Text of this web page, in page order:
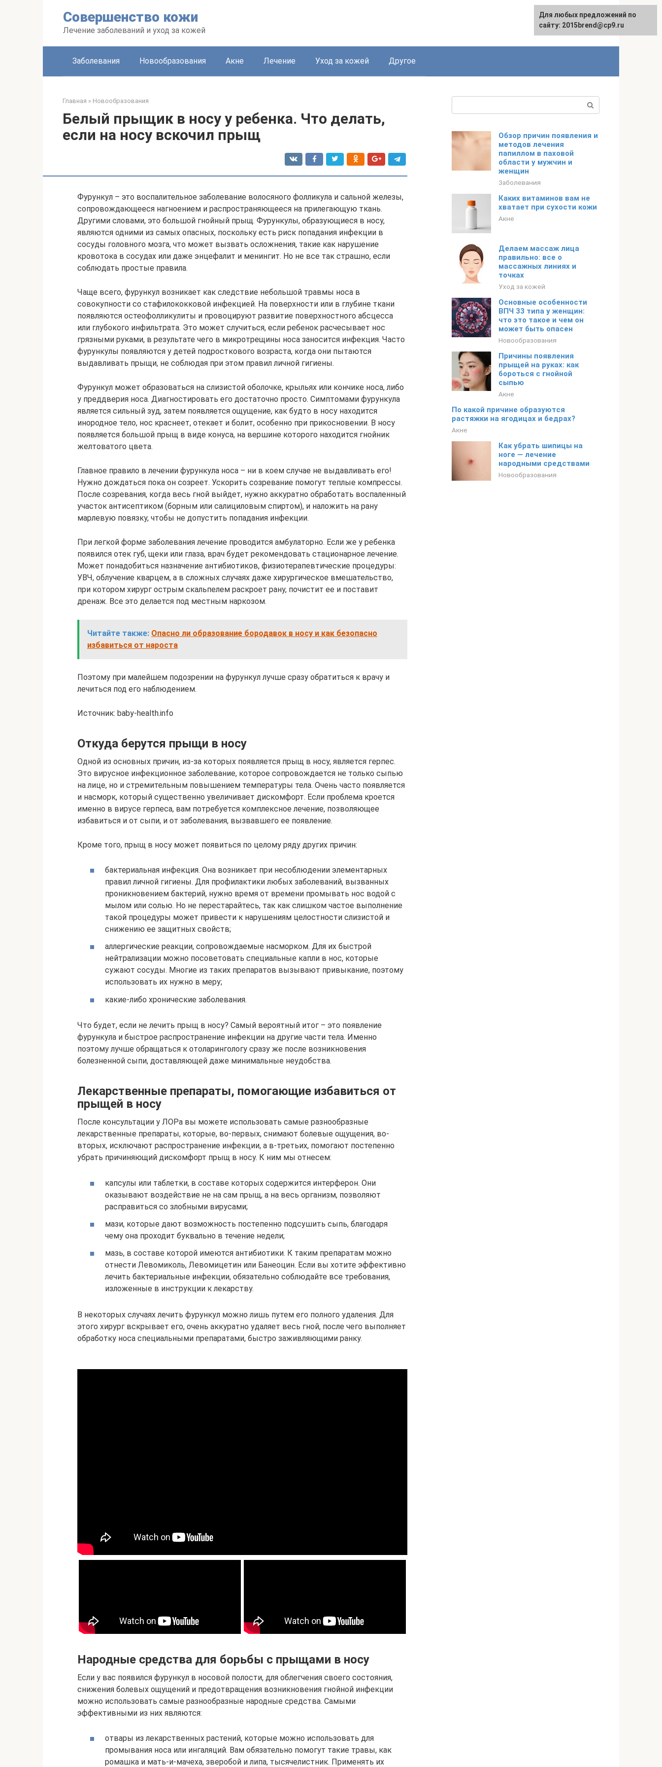
Совершенство кожи
Лечение заболеваний и уход за кожей
Заболевания Новообразования Акне Лечение Уход за кожей Другое
Главная » Новообразования
Белый прыщик в носу у ребенка. Что делать,
если на носу вскочил прыщ
Фурункул – это воспалительное заболевание волосяного фолликула и сальной железы,
сопровождающееся нагноением и распространяющееся на прилегающую ткань.
Другими словами, это большой гнойный прыщ. Фурункулы, образующиеся в носу,
являются одними из самых опасных, поскольку есть риск попадания инфекции в
сосуды головного мозга, что может вызвать осложнения, такие как нарушение
кровотока в сосудах или даже энцефалит и менингит. Но не все так страшно, если
соблюдать простые правила.
Чаще всего, фурункул возникает как следствие небольшой травмы носа в
совокупности со стафилококковой инфекцией. На поверхности или в глубине ткани
появляются остеофолликулиты и провоцируют развитие поверхностного абсцесса
или глубокого инфильтрата. Это может случиться, если ребенок расчесывает нос
грязными руками, в результате чего в микротрещины носа заносится инфекция. Часто
фурункулы появляются у детей подросткового возраста, когда они пытаются
выдавливать прыщи, не соблюдая при этом правил личной гигиены.
Фурункул может образоваться на слизистой оболочке, крыльях или кончике носа, либо
у преддверия носа. Диагностировать его достаточно просто. Симптомами фурункула
является сильный зуд, затем появляется ощущение, как будто в носу находится
инородное тело, нос краснеет, отекает и болит, особенно при прикосновении. В носу
появляется большой прыщ в виде конуса, на вершине которого находится гнойник
желтоватого цвета.
Главное правило в лечении фурункула носа – ни в коем случае не выдавливать его!
Нужно дождаться пока он созреет. Ускорить созревание помогут теплые компрессы.
После созревания, когда весь гной выйдет, нужно аккуратно обработать воспаленный
участок антисептиком (борным или салициловым спиртом), и наложить на рану
марлевую повязку, чтобы не допустить попадания инфекции.
При легкой форме заболевания лечение проводится амбулаторно. Если же у ребенка
появился отек губ, щеки или глаза, врач будет рекомендовать стационарное лечение.
Может понадобиться назначение антибиотиков, физиотерапевтические процедуры:
УВЧ, облучение кварцем, а в сложных случаях даже хирургическое вмешательство,
при котором хирург острым скальпелем раскроет рану, почистит ее и поставит
дренаж. Все это делается под местным наркозом.
Читайте также: Опасно ли образование бородавок в носу и как безопасно
избавиться от нароста
Поэтому при малейшем подозрении на фурункул лучше сразу обратиться к врачу и
лечиться под его наблюдением.
Источник: baby-health.info
Откуда берутся прыщи в носу
Одной из основных причин, из-за которых появляется прыщ в носу, является герпес.
Это вирусное инфекционное заболевание, которое сопровождается не только сыпью
на лице, но и стремительным повышением температуры тела. Очень часто появляется
и насморк, который существенно увеличивает дискомфорт. Если проблема кроется
именно в вирусе герпеса, вам потребуется комплексное лечение, позволяющее
избавиться и от сыпи, и от заболевания, вызвавшего ее появление.
Кроме того, прыщ в носу может появиться по целому ряду других причин:
бактериальная инфекция. Она возникает при несоблюдении элементарных
правил личной гигиены. Для профилактики любых заболеваний, вызванных
проникновением бактерий, нужно время от времени промывать нос водой с
мылом или солью. Но не перестарайтесь, так как слишком частое выполнение
такой процедуры может привести к нарушениям целостности слизистой и
снижению ее защитных свойств;
аллергические реакции, сопровождаемые насморком. Для их быстрой
нейтрализации можно посоветовать специальные капли в нос, которые
сужают сосуды. Многие из таких препаратов вызывают привыкание, поэтому
использовать их нужно в меру;
какие-либо хронические заболевания.
Что будет, если не лечить прыщ в носу? Самый вероятный итог – это появление
фурункула и быстрое распространение инфекции на другие части тела. Именно
поэтому лучше обращаться к отоларингологу сразу же после возникновения
болезненной сыпи, доставляющей даже минимальные неудобства.
Лекарственные препараты, помогающие избавиться от
прыщей в носу
После консультации у ЛОРа вы можете использовать самые разнообразные
лекарственные препараты, которые, во-первых, снимают болевые ощущения, во-
вторых, исключают распространение инфекции, а в-третьих, помогают постепенно
убрать причиняющий дискомфорт прыщ в носу. К ним мы отнесем:
капсулы или таблетки, в составе которых содержится интерферон. Они
оказывают воздействие не на сам прыщ, а на весь организм, позволяют
расправиться со злобными вирусами;
мази, которые дают возможность постепенно подсушить сыпь, благодаря
чему она проходит буквально в течение недели;
мазь, в составе которой имеются антибиотики. К таким препаратам можно
отнести Левомиколь, Левомицетин или Банеоцин. Если вы хотите эффективно
лечить бактериальные инфекции, обязательно соблюдайте все требования,
изложенные в инструкции к лекарству.
В некоторых случаях лечить фурункул можно лишь путем его полного удаления. Для
этого хирург вскрывает его, очень аккуратно удаляет весь гной, после чего выполняет
обработку носа специальными препаратами, быстро заживляющими ранку.
Народные средства для борьбы с прыщами в носу
Если у вас появился фурункул в носовой полости, для облегчения своего состояния,
снижения болевых ощущений и предотвращения возникновения гнойной инфекции
можно использовать самые разнообразные народные средства. Самыми
эффективными из них являются:
отвары из лекарственных растений, которые можно использовать для
промывания носа или ингаляций. Вам обязательно помогут такие травы, как
ромашка и мать-и-мачеха, зверобой и липа, тысячелистник. Применять их
Обзор причин появления и
методов лечения
папиллом в паховой
области у мужчин и
женщин
Заболевания
Каких витаминов вам не
хватает при сухости кожи
Акне
Делаем массаж лица
правильно: все о
массажных линиях и
точках
Уход за кожей
Основные особенности
ВПЧ 33 типа у женщин:
что это такое и чем он
может быть опасен
Новообразования
Причины появления
прыщей на руках: как
бороться с гнойной
сыпью
Акне
По какой причине образуются
растяжки на ягодицах и бедрах?
Акне
Как убрать шипицы на
ноге — лечение
народными средствами
Новообразования
Для любых предложений по
сайту: 2015brend@cp9.ru